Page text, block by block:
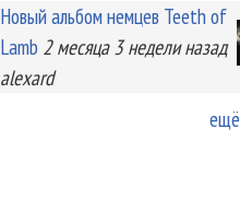
Новый альбом немцев Teeth of
Lamb 2 месяца 3 неделиназад
alexard
ещё